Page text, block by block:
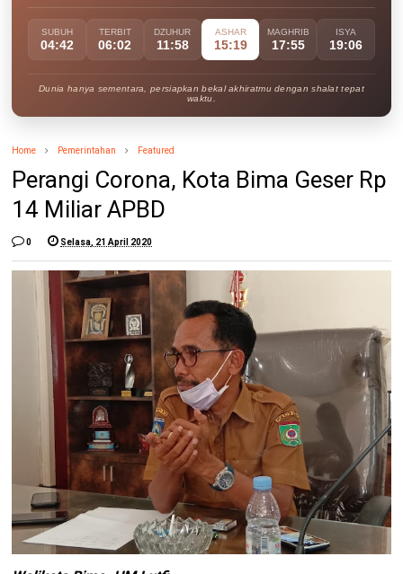
SUBUH
04:42
TERBIT
06:02
DZUHUR
11:58
ASHAR
15:19
MAGHRIB
17:55
ISYA
19:06
Dunia hanya sementara, persiapkan bekal akhiratmu dengan shalat tepat
waktu.
Home Pemerintahan Featured
Perangi Corona, Kota Bima Geser Rp
14 Miliar APBD
0 Selasa, 21 April 2020